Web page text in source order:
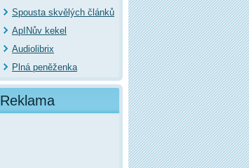
Spousta skvělých článků
ApINův kekel
Audiolibrix
Plná peněženka
Reklama